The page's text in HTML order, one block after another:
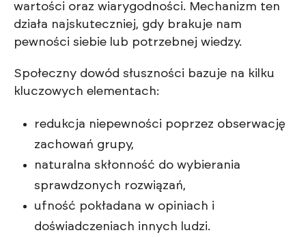
wartości oraz wiarygodności. Mechanizm ten
działa najskuteczniej, gdy brakuje nam
pewności siebie lub potrzebnej wiedzy.
Społeczny dowód słuszności bazuje na kilku
kluczowych elementach:
redukcja niepewności poprzez obserwację
zachowań grupy,
naturalna skłonność do wybierania
sprawdzonych rozwiązań,
ufność pokładana w opiniach i
doświadczeniach innych ludzi.